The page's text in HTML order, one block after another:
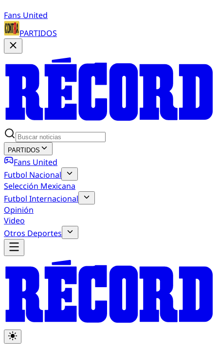
Fans United
PARTIDOS
PARTIDOS
Fans United
Futbol Nacional
Selección Mexicana
Futbol Internacional
Opinión
Video
Otros Deportes